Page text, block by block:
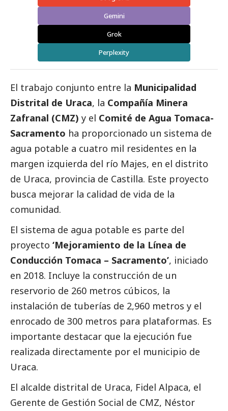
Gemini
Grok
Perplexity
El trabajo conjunto entre la Municipalidad
Distrital de Uraca, la Compañía Minera
Zafranal (CMZ) y el Comité de Agua Tomaca-
Sacramento ha proporcionado un sistema de
agua potable a cuatro mil residentes en la
margen izquierda del río Majes, en el distrito
de Uraca, provincia de Castilla. Este proyecto
busca mejorar la calidad de vida de la
comunidad.
El sistema de agua potable es parte del
proyecto ‘Mejoramiento de la Línea de
Conducción Tomaca – Sacramento’, iniciado
en 2018. Incluye la construcción de un
reservorio de 260 metros cúbicos, la
instalación de tuberías de 2,960 metros y el
enrocado de 300 metros para plataformas. Es
importante destacar que la ejecución fue
realizada directamente por el municipio de
Uraca.
El alcalde distrital de Uraca, Fidel Alpaca, el
Gerente de Gestión Social de CMZ, Néstor